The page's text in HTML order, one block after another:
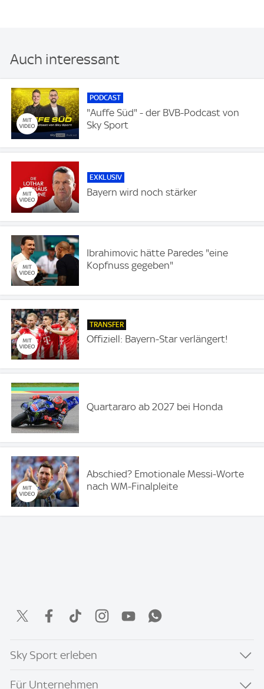
Auch interessant
PODCAST
"Auffe Süd" - der BVB-Podcast von
Sky Sport
EXKLUSIV
Bayern wird noch stärker
Ibrahimovic hätte Paredes "eine
Kopfnuss gegeben"
TRANSFER
Offiziell: Bayern-Star verlängert!
Quartararo ab 2027 bei Honda
Abschied? Emotionale Messi-Worte
nach WM-Finalpleite
Sky Sport erleben
Für Unternehmen